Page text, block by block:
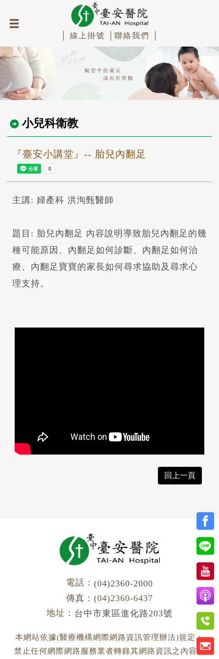
│ 線上掛號 │ 聯絡我們 │
小兒科衛教
『臺安小講堂』-- 胎兒內翻足
主講: 婦產科 洪洵甄醫師
題目: 胎兒內翻足 內容說明導致胎兒內翻足的幾
種可能原因、內翻足如何診斷、內翻足如何治
療、內翻足寶寶的家長如何尋求協助及尋求心
理支持。
回上一頁
電話： (04)2360-2000
傳真：(04)2360-6437
地址： 台中市東區進化路203號
本網站依據(醫療機構網際網路資訊管理辦法)規定：
禁止任何網際網路服務業者轉錄其網路資訊之內容供